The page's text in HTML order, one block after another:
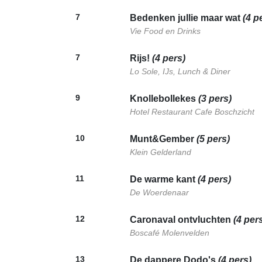
7 Bedenken jullie maar wat (4
Vie Food en Drinks
7 Rijs! (4 pers)
Lo Sole, IJs, Lunch & Diner
9 Knollebollekes (3 pers)
Hotel Restaurant Cafe Boschzicht
10 Munt&Gember (5 pers)
Klein Gelderland
11 De warme kant (4 pers)
De Woerdenaar
12 Caronaval ontvluchten (4
Boscafé Molenvelden
13 De dappere Dodo's (4 pers)